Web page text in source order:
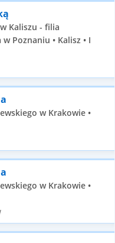
Kaliszu - filia
Poznaniu • Kalisz • I
w Krakowie •
w Krakowie •